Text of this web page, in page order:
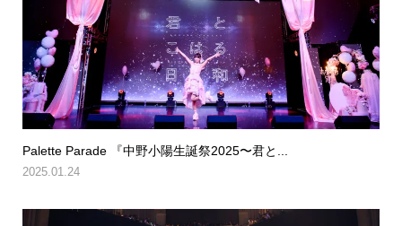
Palette Parade 『中野小陽生誕祭2025〜君と...
2025.01.24